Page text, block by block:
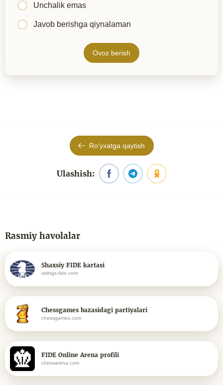
Unchalik emas
Javob berishga qiynalaman
Ovoz berish
Roʻyxatga qaytish
Ulashish:
Rasmiy havolalar
Shaxsiy FIDE kartasi
ratings.fide.com
Chessgames bazasidagi partiyalari
chessgames.com
FIDE Online Arena profili
chessarena.com